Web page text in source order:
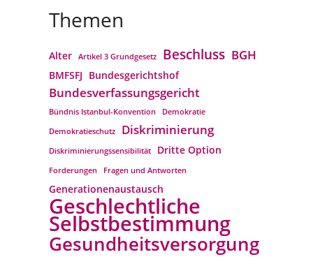
Themen
Alter Artikel 3 Grundgesetz Beschluss BGH
BMFSFJ Bundesgerichtshof
Bundesverfassungs­gericht
Bündnis Istanbul-Konvention
Demokratie
Demokratieschutz
Diskriminierung
Diskriminierungssensibilität Dritte Option
Forderungen Fragen und Antworten
Generationenaustausch
Geschlechtliche
Selbstbestimmung
Gesundheitsversorgung